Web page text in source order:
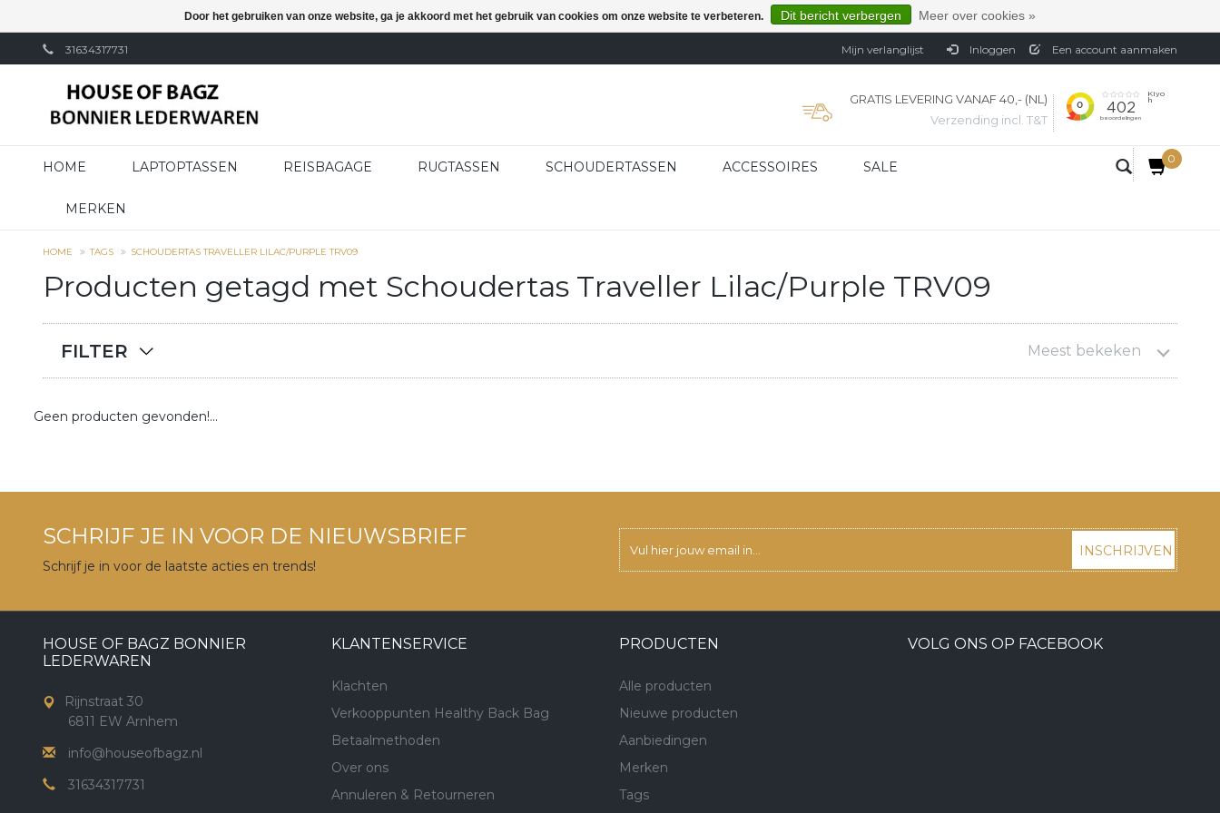
31634317731 Mijn verlanglijst Inloggen Een account aanmaken
GRATIS LEVERING VANAF 40,- (NL)
Verzending incl. T&T
HOME LAPTOPTASSEN REISBAGAGE RUGTASSEN SCHOUDERTASSEN ACCESSOIRES SALE
MERKEN
0
HOME TAGS SCHOUDERTAS TRAVELLER LILAC/PURPLE TRV09
Producten getagd met Schoudertas Traveller Lilac/Purple TRV09
FILTER Meest bekeken
Geen producten gevonden!...
SCHRIJF JE IN VOOR DE NIEUWSBRIEF
Schrijf je in voor de laatste acties en trends!
INSCHRIJVEN
HOUSE OF BAGZ BONNIER
LEDERWAREN
Rijnstraat 30
6811 EW Arnhem
info@houseofbagz.nl
31634317731
KLANTENSERVICE
Klachten
Verkooppunten Healthy Back Bag
Betaalmethoden
Over ons
Annuleren & Retourneren
PRODUCTEN
Alle producten
Nieuwe producten
Aanbiedingen
Merken
Tags
VOLG ONS OP FACEBOOK
Door het gebruiken van onze website, ga je akkoord met het gebruik van cookies om onze website te verbeteren. Dit bericht verbergen Meer over cookies »